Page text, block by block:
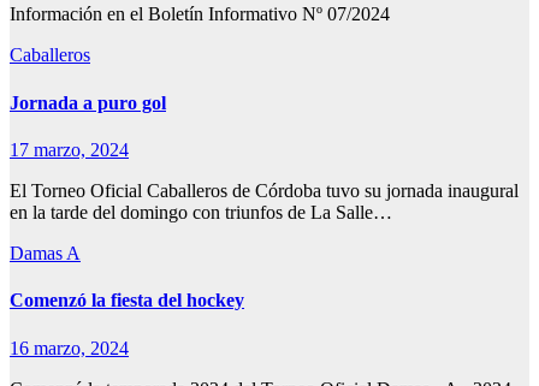
Información en el Boletín Informativo Nº 07/2024
Caballeros
Jornada a puro gol
17 marzo, 2024
El Torneo Oficial Caballeros de Córdoba tuvo su jornada inaugural
en la tarde del domingo con triunfos de La Salle…
Damas A
Comenzó la fiesta del hockey
16 marzo, 2024